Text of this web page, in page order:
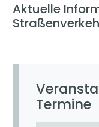
Aktuelle
Termine